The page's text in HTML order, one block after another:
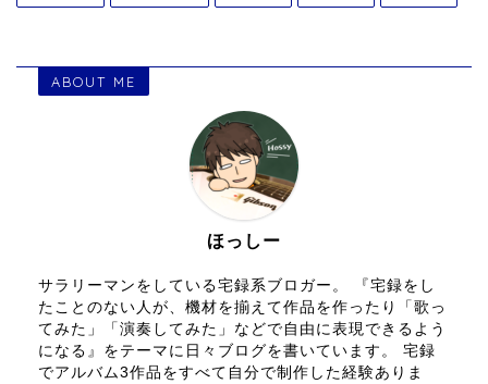
ABOUT ME
ほっしー
サラリーマンをしている宅録系ブロガー。 『宅録をし
たことのない人が、機材を揃えて作品を作ったり「歌っ
てみた」「演奏してみた」などで自由に表現できるよう
になる』をテーマに日々ブログを書いています。 宅録
でアルバム3作品をすべて自分で制作した経験ありま